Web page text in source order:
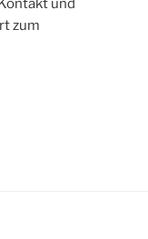
und
zum